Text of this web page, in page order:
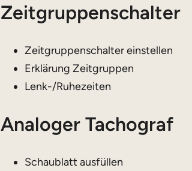
Zeitgruppenschalter
Zeitgruppenschalter einstellen
Erklärung Zeitgruppen
Lenk-/Ruhezeiten
Analoger Tachograf
Schaublatt ausfüllen